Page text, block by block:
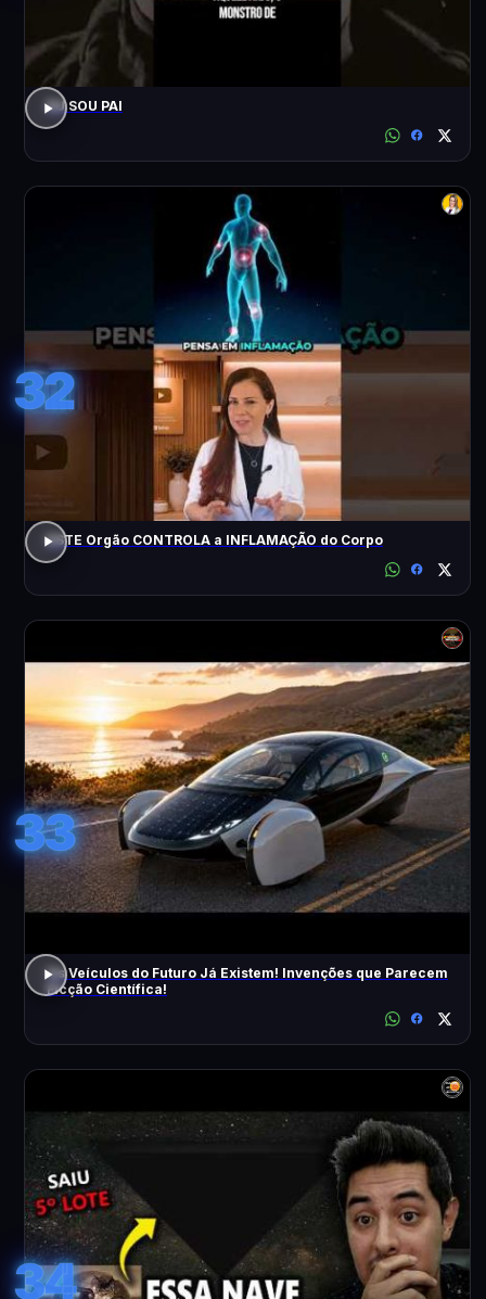
EU SOU PAI
32
ESTE Orgão CONTROLA a INFLAMAÇÃO do Corpo
33
Os Veículos do Futuro Já Existem! Invenções que Parecem
Ficção Científica!
34